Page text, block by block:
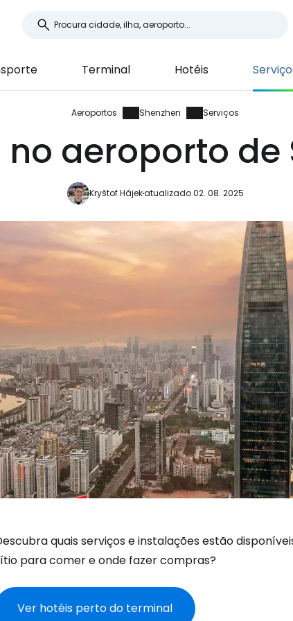
Terminal Hotéis
Aeroportos Shenzhen Serviços
aeroporto de
Kryštof Hájekatualizado 02. 08. 2025
quais serviços e instalações estão
para comer e onde fazer compras?
Ver hotéis perto do terminal